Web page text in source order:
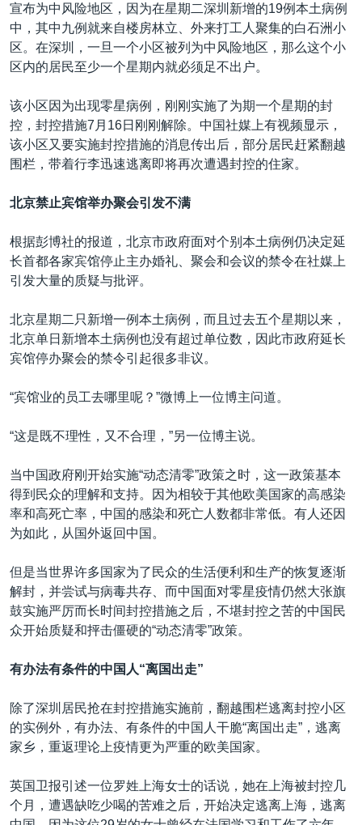
宣布为中风险地区，因为在星期二深圳新增的19例本土病例
中，其中九例就来自楼房林立、外来打工人聚集的白石洲小
区。在深圳，一旦一个小区被列为中风险地区，那么这个小
区内的居民至少一个星期内就必须足不出户。
该小区因为出现零星病例，刚刚实施了为期一个星期的封
控，封控措施7月16日刚刚解除。中国社媒上有视频显示，
该小区又要实施封控措施的消息传出后，部分居民赶紧翻越
围栏，带着行李迅速逃离即将再次遭遇封控的住家。
北京禁止宾馆举办聚会引发不满
根据彭博社的报道，北京市政府面对个别本土病例仍决定延
长首都各家宾馆停止主办婚礼、聚会和会议的禁令在社媒上
引发大量的质疑与批评。
北京星期二只新增一例本土病例，而且过去五个星期以来，
北京单日新增本土病例也没有超过单位数，因此市政府延长
宾馆停办聚会的禁令引起很多非议。
“宾馆业的员工去哪里呢？”微博上一位博主问道。
“这是既不理性，又不合理，”另一位博主说。
当中国政府刚开始实施“动态清零”政策之时，这一政策基本
得到民众的理解和支持。因为相较于其他欧美国家的高感染
率和高死亡率，中国的感染和死亡人数都非常低。有人还因
为如此，从国外返回中国。
但是当世界许多国家为了民众的生活便利和生产的恢复逐渐
解封，并尝试与病毒共存、而中国面对零星疫情仍然大张旗
鼓实施严厉而长时间封控措施之后，不堪封控之苦的中国民
众开始质疑和抨击僵硬的“动态清零”政策。
有办法有条件的中国人“离国出走”
除了深圳居民抢在封控措施实施前，翻越围栏逃离封控小区
的实例外，有办法、有条件的中国人干脆“离国出走”，逃离
家乡，重返理论上疫情更为严重的欧美国家。
英国卫报引述一位罗姓上海女士的话说，她在上海被封控几
个月，遭遇缺吃少喝的苦难之后，开始决定逃离上海，逃离